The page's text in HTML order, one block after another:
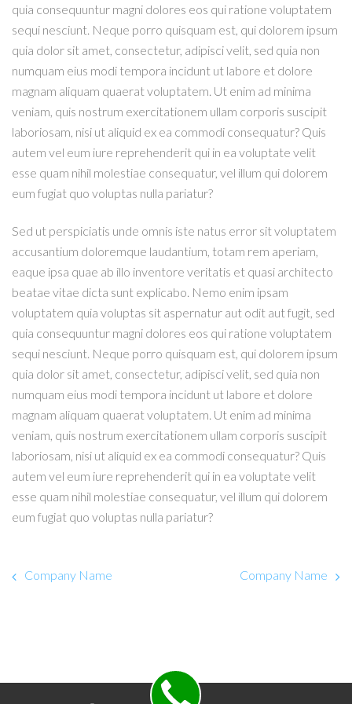
quia consequuntur magni dolores eos qui ratione voluptatem
sequi nesciunt. Neque porro quisquam est, qui dolorem ipsum
quia dolor sit amet, consectetur, adipisci velit, sed quia non
numquam eius modi tempora incidunt ut labore et dolore
magnam aliquam quaerat voluptatem. Ut enim ad minima
veniam, quis nostrum exercitationem ullam corporis suscipit
laboriosam, nisi ut aliquid ex ea commodi consequatur? Quis
autem vel eum iure reprehenderit qui in ea voluptate velit
esse quam nihil molestiae consequatur, vel illum qui dolorem
eum fugiat quo voluptas nulla pariatur?
Sed ut perspiciatis unde omnis iste natus error sit voluptatem
accusantium doloremque laudantium, totam rem aperiam,
eaque ipsa quae ab illo inventore veritatis et quasi architecto
beatae vitae dicta sunt explicabo. Nemo enim ipsam
voluptatem quia voluptas sit aspernatur aut odit aut fugit, sed
quia consequuntur magni dolores eos qui ratione voluptatem
sequi nesciunt. Neque porro quisquam est, qui dolorem ipsum
quia dolor sit amet, consectetur, adipisci velit, sed quia non
numquam eius modi tempora incidunt ut labore et dolore
magnam aliquam quaerat voluptatem. Ut enim ad minima
veniam, quis nostrum exercitationem ullam corporis suscipit
laboriosam, nisi ut aliquid ex ea commodi consequatur? Quis
autem vel eum iure reprehenderit qui in ea voluptate velit
esse quam nihil molestiae consequatur, vel illum qui dolorem
eum fugiat quo voluptas nulla pariatur?
Company Name Company Name